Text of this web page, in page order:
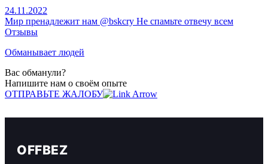
24.11.2022
Мир пренадлежит нам @bskcry Не спамьте отвечу всем
Отзывы
Обманывает людей
Вас обманули?
Напишите нам о своём опыте
ОТПРАВЬТЕ ЖАЛОБУ
OFFBEZ